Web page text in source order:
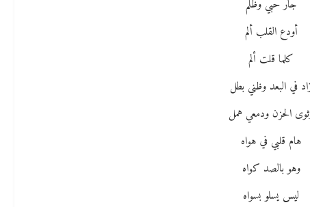
جار حبي وظلم
أودع القلب ألم
كلما قلت ألم
في البعد وظني بطل
الحزن ودمعي همل
هام قلبي في هواه
وهو بالصد كواه
ليس يسلو بسواه